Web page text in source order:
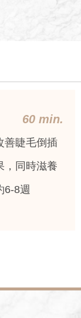
60 min.
善睫毛倒插
，同時滋養
6-8週